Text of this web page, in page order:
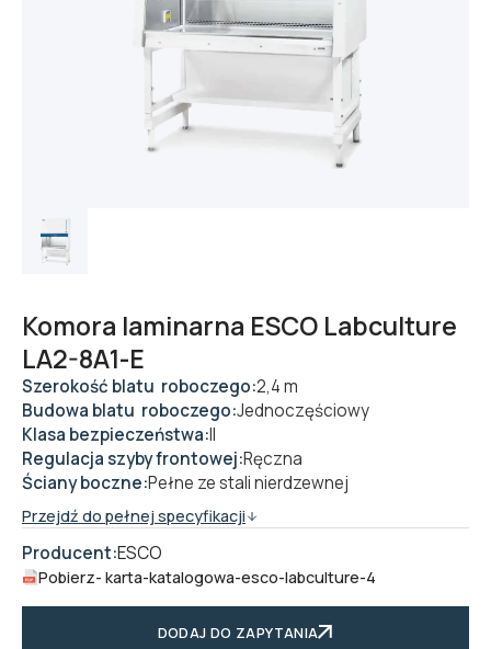
Komora laminarna ESCO Labculture
LA2-8A1-E
Szerokość blatu roboczego:2,4 m
Budowa blatu roboczego:Jednoczęściowy
Klasa bezpieczeństwa:II
Regulacja szyby frontowej:Ręczna
Ściany boczne:Pełne ze stali nierdzewnej
Przejdź do pełnej specyfikacji
Producent:ESCO
Pobierz- karta-katalogowa-esco-labculture-4
DODAJ DO ZAPYTANIA